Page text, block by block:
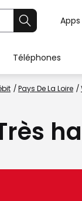
Téléphones
Pays De La Loire